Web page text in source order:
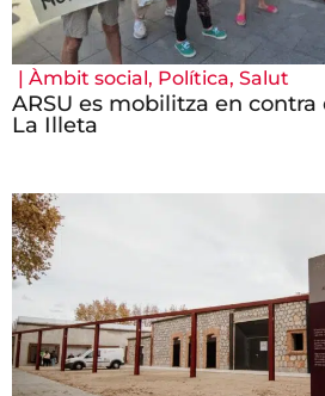
| Àmbit social, Política, Salut
ARSU es mobilitza en
La Illeta